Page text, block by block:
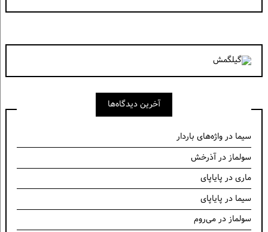
آخرین دیدگاه‌ها
سیما درواژه‌های باردار
سولمازدرآذرخش
ماریدر پایاپای
سیما در پایاپای
سولمازدرمی‌روم